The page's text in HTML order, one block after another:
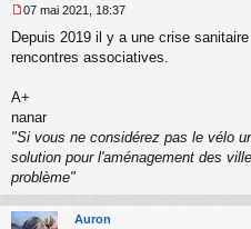
l
u
e
s
g
e
n
o
n
u
07 mai 2021, 18:37
Depuis 2019 il y a une crise
rencontres associatives.
A+
nanar
"Si vous ne considérez pas le vélo
solution pour l'aménagement des
problème"
Auron